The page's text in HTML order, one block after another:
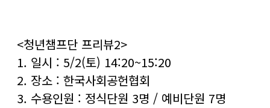
<청년챔프단 프리뷰2>
1. 일시 : 5/2(토) 14:20~15:20
2. 장소 : 한국사회공헌협회
3. 수용인원 : 정식단원 3명 / 예비단원 7명